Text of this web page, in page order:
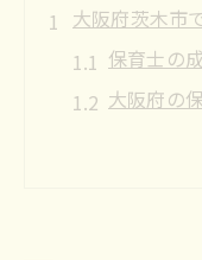
大阪府茨木市
保育士の
大阪府の